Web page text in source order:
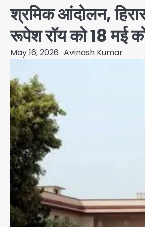
श्रमिक आंदोलन,
रूपेश रॉय को 18 मई
May 16, 2026 Avinash Kumar